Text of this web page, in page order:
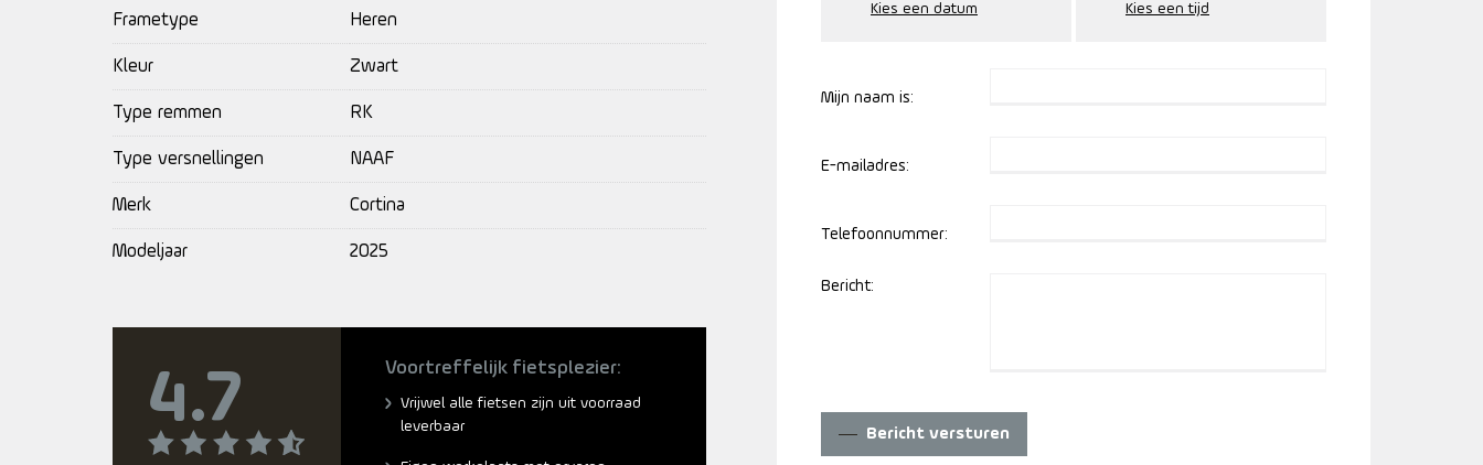
Frametype Heren
Kleur Zwart
Type remmen RK
Type versnellingen NAAF
Merk Cortina
Modeljaar 2025
4.7 Voortreffelijk fietsplezier:
Vrijwel alle fietsen zijn uit voorraad
leverbaar
Mijn naam is:
E-mailadres:
Telefoonnummer:
Bericht:
Bericht versturen